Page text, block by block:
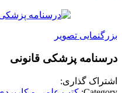
بزرگنمایی تصویر
درسنامه پزشکی قانونی
اشتراک گذاری: